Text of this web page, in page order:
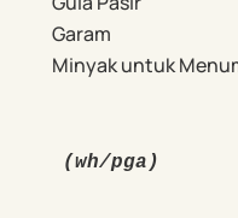
Garam
Minyak untuk
(wh/pga)